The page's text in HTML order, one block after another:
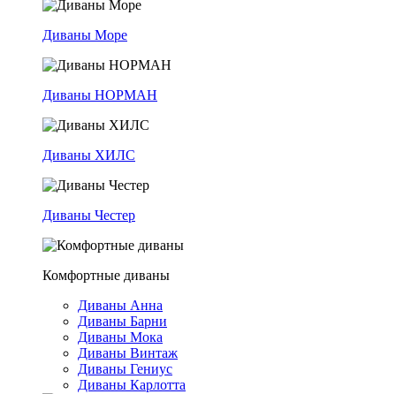
Диваны Море
Диваны НОРМАН
Диваны ХИЛС
Диваны Честер
Комфортные диваны
Диваны Анна
Диваны Барни
Диваны Мока
Диваны Винтаж
Диваны Гениус
Диваны Карлотта